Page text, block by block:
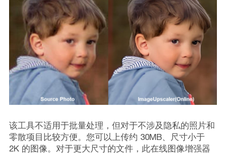
该工具不适用于批量处理，但对于不涉及隐私的照片和
零散项目比较方便。您可以上传约 30MB、尺寸小于
2K 的图像。对于更大尺寸的文件，此在线图像增强器